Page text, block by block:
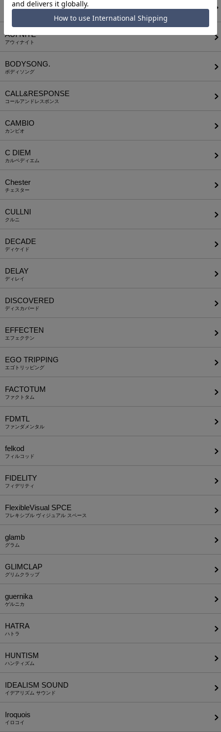
ATTACHMENT
AUI NITE
アウィナイト
BODYSONG.
ボディソング
CALL&RESPONSE
コールアンドレスポンス
CAMBIO
カンビオ
C DIEM
カルペディエム
Chester
チェスター
CULLNI
クルニ
DECADE
ディケイド
DELAY
ディレイ
DISCOVERED
ディスカバード
EFFECTEN
エフェクテン
EGO TRIPPING
エゴトリッピング
FACTOTUM
ファクトタム
FDMTL
ファンダメンタル
felkod
フィルコッド
FIDELITY
フィデリティ
FlexibleVisual SPCE
フレキシブル ヴィジュアル スペース
glamb
グラム
GLIMCLAP
グリムクラップ
guernika
ゲルニカ
HATRA
ハトラ
HUNTISM
ハンティズム
IDEALISM SOUND
イデアリズム サウンド
Iroquois
イロコイ